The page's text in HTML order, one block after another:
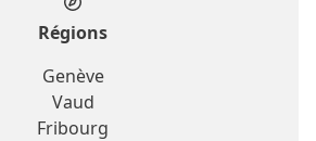
Régions
Genève
Vaud
Fribourg